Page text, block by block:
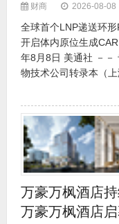
财商 2026-08-08
全球首个LNP递送环形
开启体内原位生成
年8月8日 美通社 －－
物技术公司转录本（
万豪万枫酒店
万豪万枫酒店